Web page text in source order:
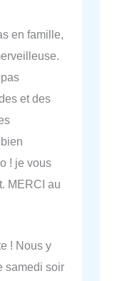
en famille,
et des
! je vous
MERCI au
! Nous y
samedi soir